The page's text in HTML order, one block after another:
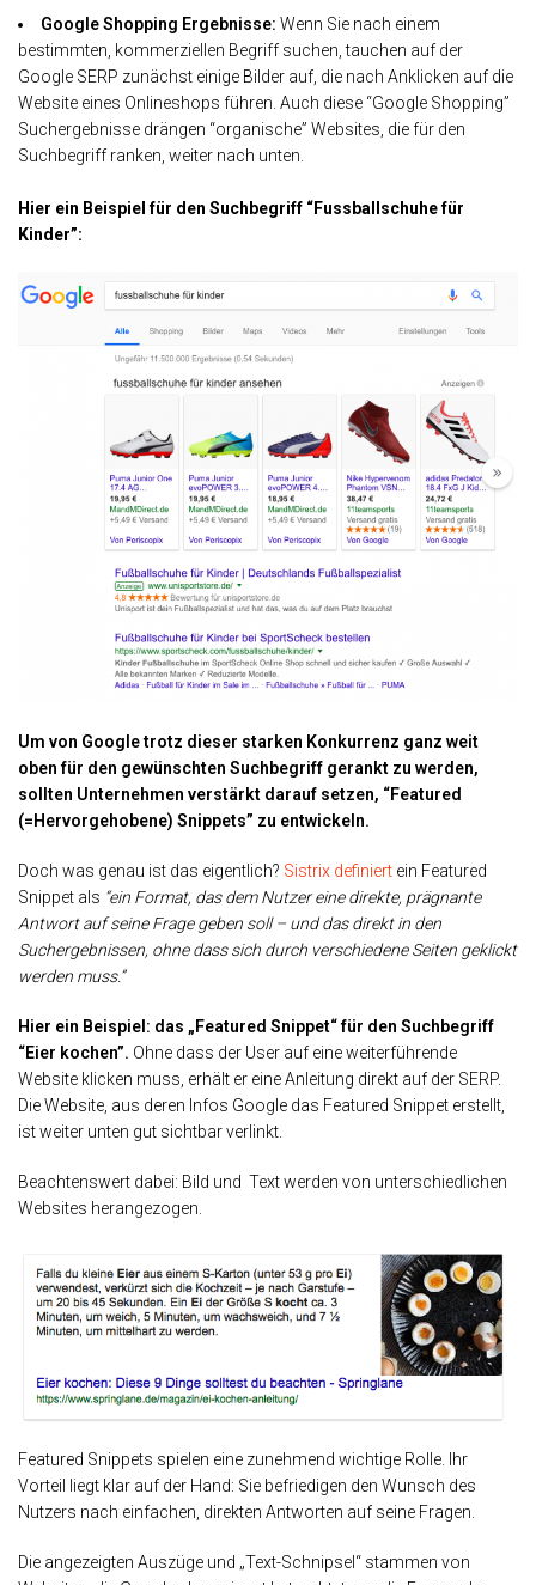
Google Shopping Ergebnisse: Wenn Sie nach einem
bestimmten, kommerziellen Begriff suchen, tauchen auf der
Google SERP zunächst einige Bilder auf, die nach Anklicken auf die
Website eines Onlineshops führen. Auch diese “Google Shopping”
Suchergebnisse drängen “organische” Websites, die für den
Suchbegriff ranken, weiter nach unten.
Hier ein Beispiel für den Suchbegriff “Fussballschuhe für
Kinder”:
Um von Google trotz dieser starken Konkurrenz ganz weit
oben für den gewünschten Suchbegriff gerankt zu werden,
sollten Unternehmen verstärkt darauf setzen, “Featured
(=Hervorgehobene) Snippets” zu entwickeln.
Doch was genau ist das eigentlich? Sistrix definiert ein Featured
Snippet als “ein Format, das dem Nutzer eine direkte, prägnante
Antwort auf seine Frage geben soll – und das direkt in den
Suchergebnissen, ohne dass sich durch verschiedene Seiten geklickt
werden muss.”
Hier ein Beispiel: das „Featured Snippet“ für den Suchbegriff
“Eier kochen”. Ohne dass der User auf eine weiterführende
Website klicken muss, erhält er eine Anleitung direkt auf der SERP.
Die Website, aus deren Infos Google das Featured Snippet erstellt,
ist weiter unten gut sichtbar verlinkt.
Beachtenswert dabei: Bild und Text werden von unterschiedlichen
Websites herangezogen.
Featured Snippets spielen eine zunehmend wichtige Rolle. Ihr
Vorteil liegt klar auf der Hand: Sie befriedigen den Wunsch des
Nutzers nach einfachen, direkten Antworten auf seine Fragen.
Die angezeigten Auszüge und „Text-Schnipsel“ stammen von